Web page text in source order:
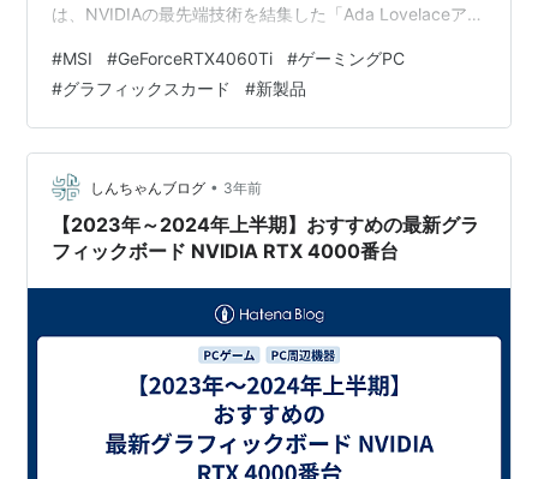
は、NVIDIAの最先端技術を結集した「Ada Lovelaceアー
上回るグラフィックス処理能力を提供します。
「GeForce RTX™ 4060 Ti 8G VENTUS 2X BLACK E1
OC」の特徴 最新のAda Lovelaceアーキテクチャを採用
高効率冷却シス…
#MSI #GeForceRTX4060Ti #ゲーミングPC
#グラフィックスカード #新製品
しんちゃんブログ • 3年前
【2023年～2024年上半期】おすすめの最新グラ
フィックボード NVIDIA RTX 4000番台